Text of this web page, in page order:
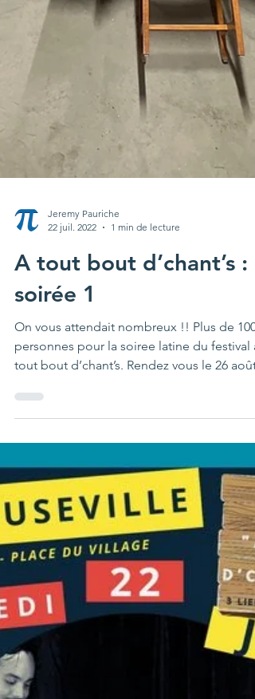
22 juil. 2022
1 min de lecture
soirée 1
On vous attendait nombreux !! Plus de 100
personnes pour la soiree latine du festival à
tout bout d’chant’s. Rendez vous le 26 août